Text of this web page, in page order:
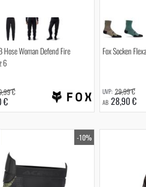
Hose Woman Defend Fire
6
€
€
Fox Socken
AB 28,90 €
29,99 €
-10%